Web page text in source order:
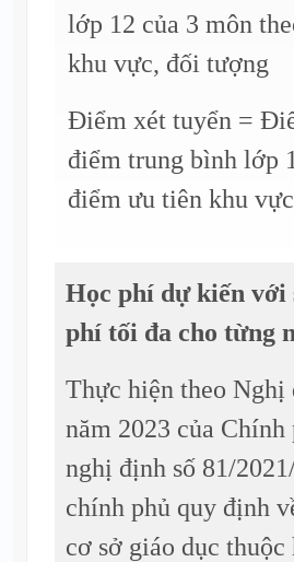
lớp 12 của 3 môn
khu vực, đối tượng
Điểm xét tuyển =
điểm trung bình lớp
điểm ưu tiên khu
Học phí dự kiến với
phí tối đa cho từng
Thực hiện theo Nghị
năm 2023 của Chính
nghị định số 81/
chính phủ quy định
cơ sở giáo dục